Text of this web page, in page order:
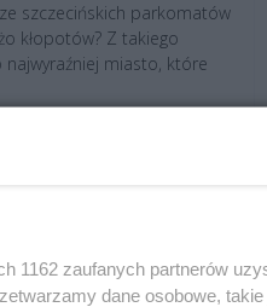
szczecińskich parkomatów
kłopotów? Z takiego
najwyraźniej miasto, które
1162 zaufanych partnerów
dane osobowe, takie